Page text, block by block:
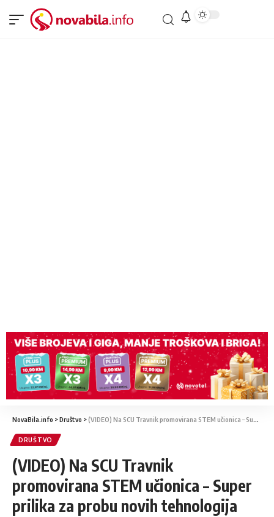
NovaBila.info >Društvo >(VIDEO) Na SCU Travnik promovirana STEM učionica – Super prilika za probu novih tehnologija
DRUŠTVO
(VIDEO) Na SCU Travnik
promovirana STEM učionica – Super
prilika za probu novih tehnologija